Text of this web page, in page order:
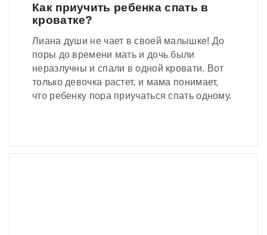
Как приучить ребенка спать в
кроватке?
Лиана души не чает в своей малышке! До
поры до времени мать и дочь были
неразлучны и спали в одной кровати. Вот
только девочка растет, и мама понимает,
что ребенку пора приучаться спать одному.